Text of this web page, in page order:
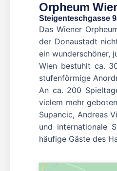
Orpheum
Steigenteschgasse
Das Wiener
der Donaustadt
ein wunderschöner,
Wien bestuhlt ca.
stufenförmige
An ca. 200
vielem mehr
Supancic, Andreas
und internationale
häufige Gäste des